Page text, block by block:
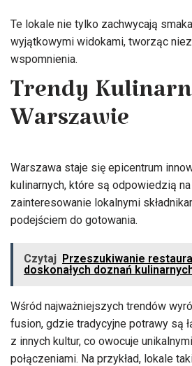
Te lokale nie tylko zachwycają
wyjątkowymi widokami, tworząc
wspomnienia.
Trendy
Warszawie
Warszawa staje się epicentrum
kulinarnych, które są odpowiedzią
zainteresowanie lokalnymi
podejściem do gotowania.
Czytaj Przeszukiwanie
doskonałych doznań
Wśród najważniejszych trendów
fusion, gdzie tradycyjne potrawy są
z innych kultur, co owocuje
połączeniami. Na przykład, lokale